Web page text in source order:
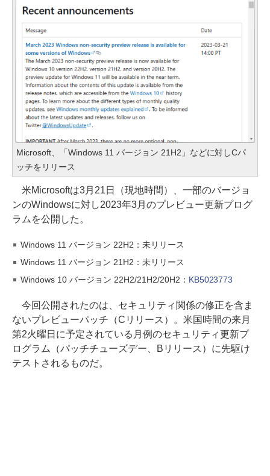
Microsoft、「Windows 11 バージョン 21H2」などに対しCパ
ッチをリリース
米Microsoftは3月21日（現地時間）、一部のバージョ
ンのWindowsに対し2023年3月のプレビュー更新プログ
ラムを公開した。
Windows 11 バージョン 22H2：未リリース
Windows 11 バージョン 21H2：未リリース
Windows 10 バージョン 22H2/21H2/20H2： KB5023773
今回公開されたのは、セキュリティ関係の修正を含ま
ないプレビューパッチ（Cリリース）。米国時間の来月
第2火曜日に予定されている月例のセキュリティ更新プ
ログラム（パッチチューズデー、Bリリース）に先駆け
テストされるものだ。